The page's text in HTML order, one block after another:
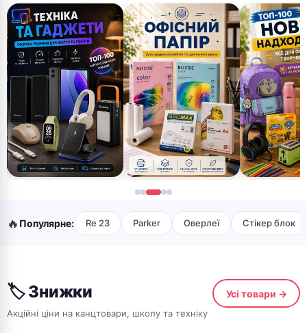
🔥 Популярне: Re 23 Parker Оверлеї Стікер блок
🏷 Знижки
Акційні ціни на канцтовари, школу та техніку
Усі товари →